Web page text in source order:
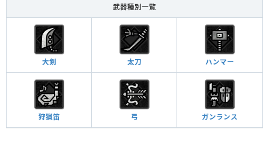
武器種別一覧
大剣 太刀 ハンマー
狩猟笛 弓 ガンランス